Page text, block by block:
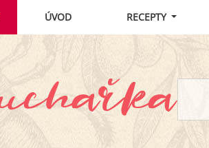
ÚVOD RECEPTY